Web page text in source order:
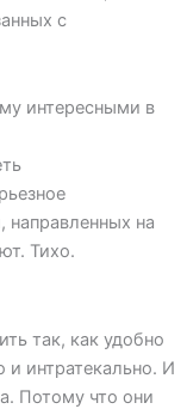
с
интересными в
направленных на
Тихо.
так, как удобно
и интратекально. И
Потому что они